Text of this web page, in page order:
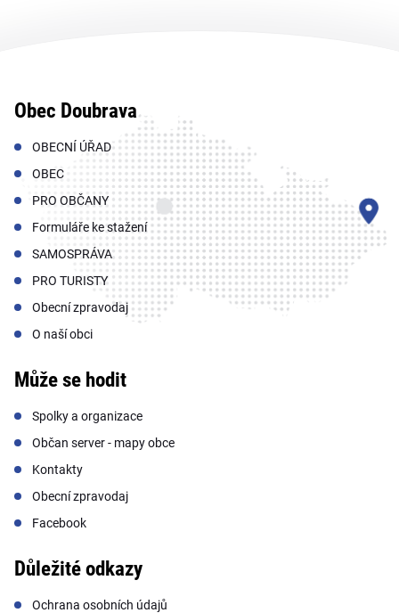
Obec Doubrava
OBECNÍ ÚŘAD
OBEC
PRO OBČANY
Formuláře ke stažení
SAMOSPRÁVA
PRO TURISTY
Obecní zpravodaj
O naší obci
Může se hodit
Spolky a organizace
Občan server - mapy obce
Kontakty
Obecní zpravodaj
Facebook
Důležité odkazy
Ochrana osobních údajů